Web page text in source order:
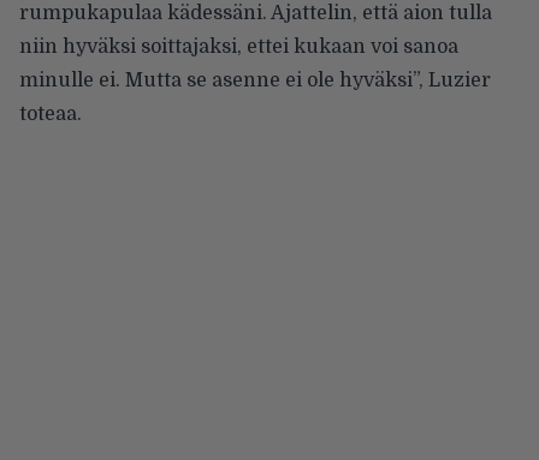
rumpukapulaa kädessäni. Ajattelin, että aion tulla
niin hyväksi soittajaksi, ettei kukaan voi sanoa
minulle ei. Mutta se asenne ei ole hyväksi”, Luzier
toteaa.